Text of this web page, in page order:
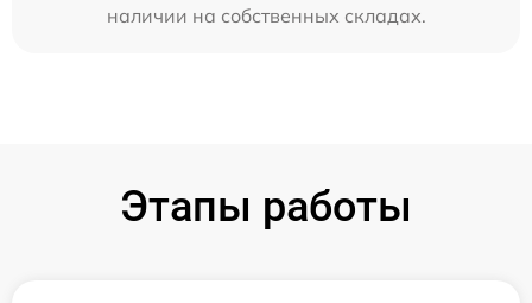
наличии на собственных складах.
Этапы работы